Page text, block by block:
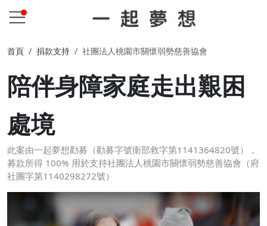
首頁 捐款支持 社團法人桃園市關懷弱勢慈善協會
陪伴身障家庭走出艱困
處境
此案由一起夢想勸募（勸募字號衛部救字第1141364820號），
募款所得 100% 用於支持社團法人桃園市關懷弱勢慈善協會（府
社團字第1140298272號）